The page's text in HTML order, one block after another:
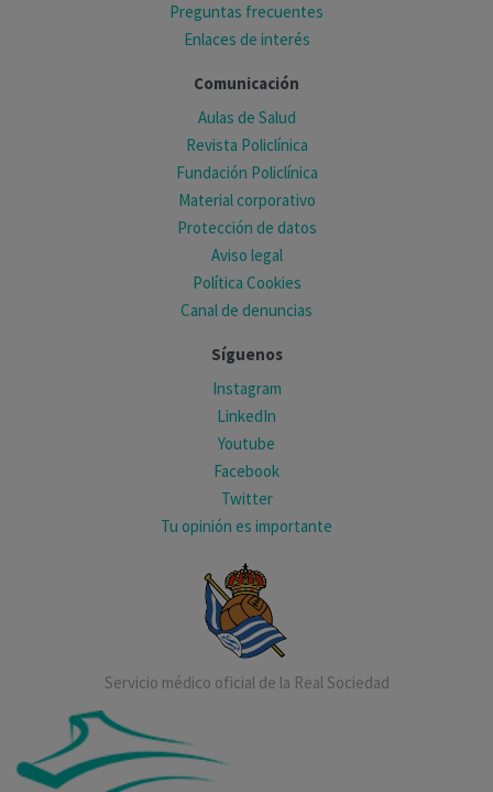
Preguntas frecuentes
Enlaces de interés
Comunicación
Aulas de Salud
Revista Policlínica
Fundación Policlínica
Material corporativo
Protección de datos
Aviso legal
Política Cookies
Canal de denuncias
Síguenos
Instagram
LinkedIn
Youtube
Facebook
Twitter
Tu opinión es importante
Servicio médico oficial de la Real Sociedad